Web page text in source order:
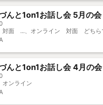
づんと1on1お話し会 5月の会
対面 ...、オンライン 対面 どちら
づんと1on1お話し会 4月の会
オンライン